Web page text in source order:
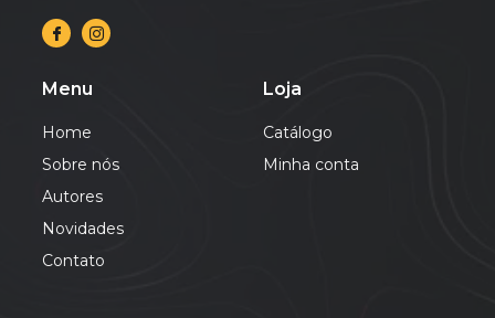
Menu
Home
Sobre nós
Autores
Novidades
Contato
Loja
Catálogo
Minha conta